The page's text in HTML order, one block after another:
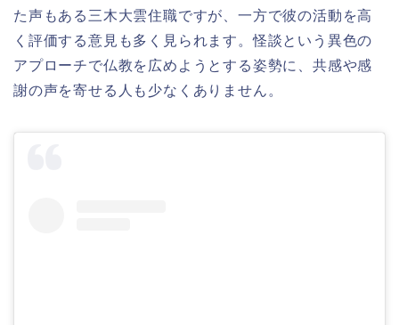
た声もある三木大雲住職ですが、一方で彼の活動を高
く評価する意見も多く見られます。怪談という異色の
アプローチで仏教を広めようとする姿勢に、共感や感
謝の声を寄せる人も少なくありません。